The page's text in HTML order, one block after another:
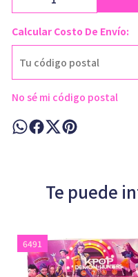
Calcular Costo De Envío:
No sé mi código postal
Te puede
6491